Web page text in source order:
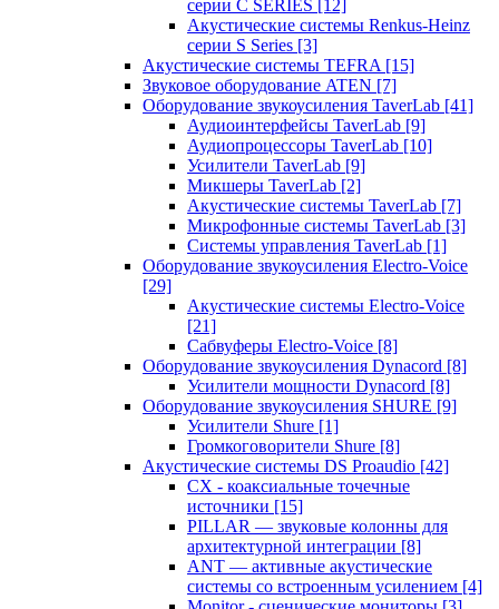
серии C SERIES [12]
Акустические системы Renkus-Heinz
серии S Series [3]
Акустические системы TEFRA [15]
Звуковое оборудование ATEN [7]
Оборудование звукоусиления TaverLab [41]
Аудиоинтерфейсы TaverLab [9]
Аудиопроцессоры TaverLab [10]
Усилители TaverLab [9]
Микшеры TaverLab [2]
Акустические системы TaverLab [7]
Микрофонные системы TaverLab [3]
Системы управления TaverLab [1]
Оборудование звукоусиления Electro-Voice
[29]
Акустические системы Electro-Voice
[21]
Сабвуферы Electro-Voice [8]
Оборудование звукоусиления Dynacord [8]
Усилители мощности Dynacord [8]
Оборудование звукоусиления SHURE [9]
Усилители Shure [1]
Громкоговорители Shure [8]
Акустические системы DS Proaudio [42]
CX - коаксиальные точечные
источники [15]
PILLAR — звуковые колонны для
архитектурной интеграции [8]
ANT — активные акустические
системы со встроенным усилением [4]